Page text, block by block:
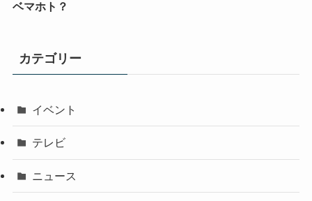
ベマホト？
カテゴリー
イベント
テレビ
ニュース